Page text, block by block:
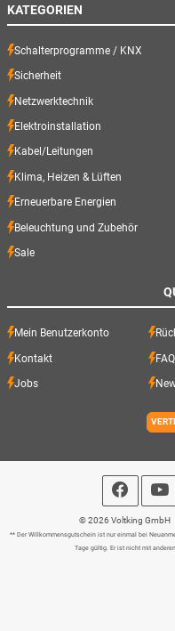
KATEGORIEN
Schalterprogramme / KNX
Sicherheit
Netzwerktechnik
Elektroinstallation
Kabel/Leitungen
Klima, Heizen & Lüften
Erneuerbare Energien
Beleuchtung und Zubehör
Sale
Mein Benutzerkonto
Kontakt FAQ
Jobs
© 2026 Voltking GmbH
** Der Willkommensgutschein ist nur einmal bei
Tage gültig. Er ist nicht mit